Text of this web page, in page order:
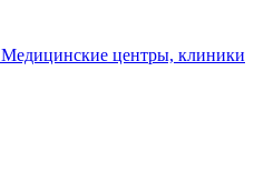
Медицинские центры, клиники